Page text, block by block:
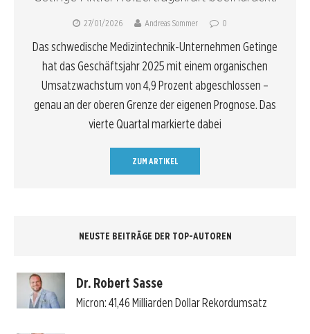
27/01/2026 Andreas Sommer 0
Das schwedische Medizintechnik-Unternehmen Getinge
hat das Geschäftsjahr 2025 mit einem organischen
Umsatzwachstum von 4,9 Prozent abgeschlossen –
genau an der oberen Grenze der eigenen Prognose. Das
vierte Quartal markierte dabei
ZUM ARTIKEL
NEUSTE BEITRÄGE DER TOP-AUTOREN
Dr. Robert Sasse
Micron: 41,46 Milliarden Dollar Rekordumsatz